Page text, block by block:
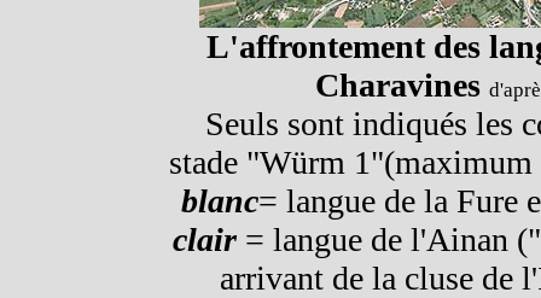
L'affrontement des
Charavines
Seuls sont indiqués les
stade "Würm
blanc= langue de la Fure
clair = langue de l'Ainan
arrivant de la cluse de